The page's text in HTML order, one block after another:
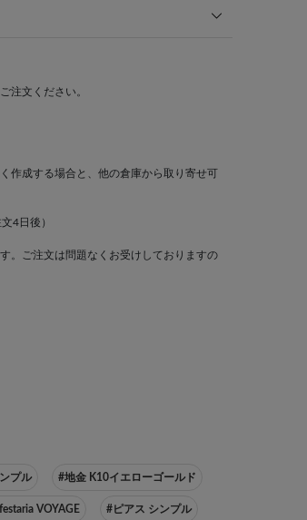
注文ください。
作成する場合と、他の倉庫から取り寄せ可
4日後）
。ご注文は問題なくお受けしておりますの
プル #地金 K10イエローゴールド
VOYAGE #ピアス シンプル